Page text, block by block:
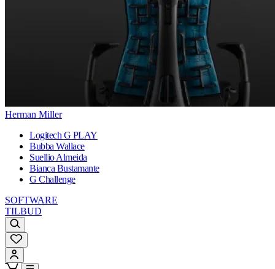
Herman Miller
Logitech G PLAY
Bubba Wallace
Suellio Almeida
Bianca Bustamante
G Challenge
SOFTWARE
TILBUD